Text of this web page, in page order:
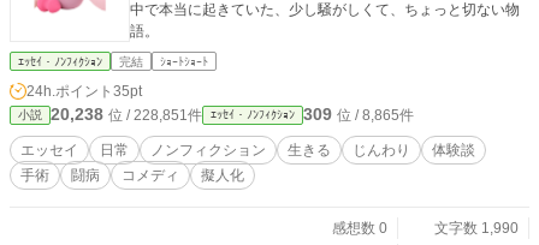
中で本当に起きていた、少し騒がしくて、ちょっと切ない物
語。
ｴｯｾｲ・ﾉﾝﾌｨｸｼｮﾝ 完結 ｼｮｰﾄｼｮｰﾄ
24h.ポイント 35pt
小説 20,238 位 / 228,851件 ｴｯｾｲ・ﾉﾝﾌｨｸｼｮﾝ 309 位 / 8,865件
エッセイ 日常 ノンフィクション 生きる じんわり
体験談
手術
闘病 コメディ 擬人化
感想数 0
文字数 1,990